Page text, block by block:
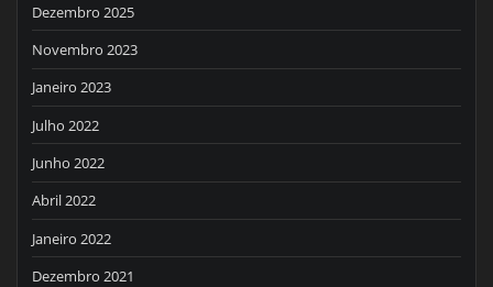
Dezembro 2025
Novembro 2023
Janeiro 2023
Julho 2022
Junho 2022
Abril 2022
Janeiro 2022
Dezembro 2021